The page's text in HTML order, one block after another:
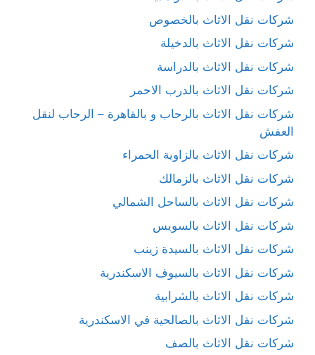
شركات نقل الاثاث بالخصوص
شركات نقل الاثاث بالدخيلة
شركات نقل الاثاث بالدراسة
شركات نقل الاثاث بالدرب الاحمر
شركات نقل الاثاث بالرحاب و بالقاهرة – الرحاب لنقل
العفش
شركات نقل الاثاث بالزاوية الحمراء
شركات نقل الاثاث بالزمالك
شركات نقل الاثاث بالساحل الشمالي
شركات نقل الاثاث بالسويس
شركات نقل الاثاث بالسيدة زينب
شركات نقل الاثاث بالسيوف الاسكندرية
شركات نقل الاثاث بالشرابية
شركات نقل الاثاث بالصالحية في الاسكندرية
شركات نقل الاثاث بالصف